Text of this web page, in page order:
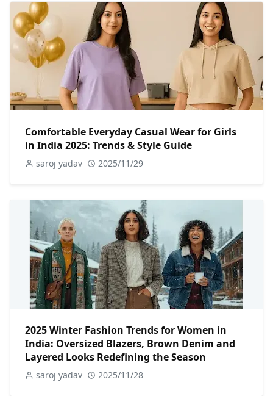
Comfortable Everyday Casual Wear for Girls
in India 2025: Trends & Style Guide
saroj yadav 2025/11/29
2025 Winter Fashion Trends for Women in
India: Oversized Blazers, Brown Denim and
Layered Looks Redefining the Season
saroj yadav 2025/11/28